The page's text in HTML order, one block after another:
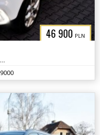
46 900 PLN
Ledy, Czujnik parkowania tył, Martwe Pole, Klimatyzacja